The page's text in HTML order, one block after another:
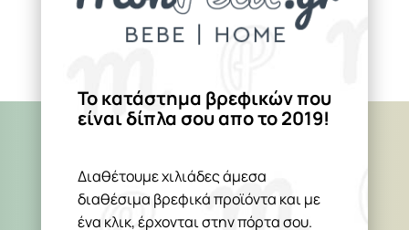
Το κατάστημα βρεφικών που
είναι δίπλα σου απο το 2019!
Διαθέτουμε χιλιάδες άμεσα
διαθέσιμα βρεφικά προϊόντα και με
ένα κλικ, έρχονται στην πόρτα σου.